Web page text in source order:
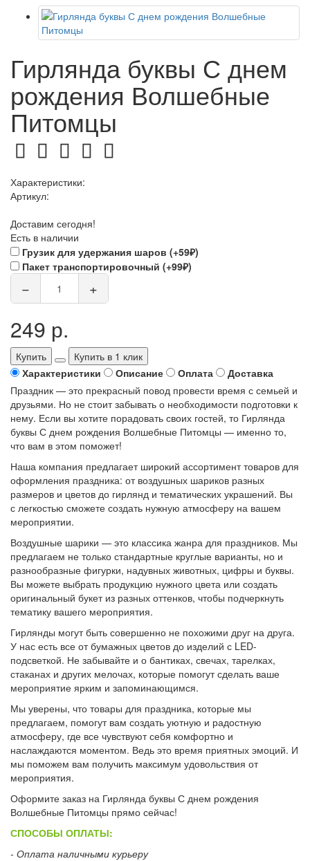
Гирлянда буквы С днем
рождения Волшебные
Питомцы
Характеристики:
Артикул:
Доставим сегодня!
Есть в наличии
Грузик для удержания шаров (+59₽)
Пакет транспортировочный (+99₽)
− +
249 р.
Купить
Купить в 1 клик
Характеристики
Описание Оплата
Доставка
Праздник — это прекрасный повод провести время с семьей и
друзьями. Но не стоит забывать о необходимости подготовки к
нему. Если вы хотите порадовать своих гостей, то Гирлянда
буквы С днем рождения Волшебные Питомцы — именно то,
что вам в этом поможет!
Наша компания предлагает широкий ассортимент товаров для
оформления праздника: от воздушных шариков разных
размеров и цветов до гирлянд и тематических украшений. Вы
с легкостью сможете создать нужную атмосферу на вашем
мероприятии.
Воздушные шарики — это классика жанра для праздников. Мы
предлагаем не только стандартные круглые варианты, но и
разнообразные фигурки, надувных животных, цифры и буквы.
Вы можете выбрать продукцию нужного цвета или создать
оригинальный букет из разных оттенков, чтобы подчеркнуть
тематику вашего мероприятия.
Гирлянды могут быть совершенно не похожими друг на друга.
У нас есть все от бумажных цветов до изделий с LED-
подсветкой. Не забывайте и о бантиках, свечах, тарелках,
стаканах и других мелочах, которые помогут сделать ваше
мероприятие ярким и запоминающимся.
Мы уверены, что товары для праздника, которые мы
предлагаем, помогут вам создать уютную и радостную
атмосферу, где все чувствуют себя комфортно и
наслаждаются моментом. Ведь это время приятных эмоций. И
мы поможем вам получить максимум удовольствия от
мероприятия.
Оформите заказ на Гирлянда буквы С днем рождения
Волшебные Питомцы прямо сейчас!
СПОСОБЫ ОПЛАТЫ:
- Оплата наличными курьеру